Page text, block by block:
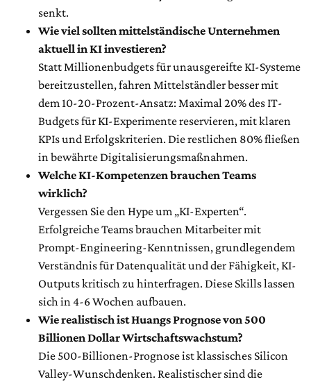
senkt.
Wie viel sollten mittelständische Unternehmen
aktuell in KI investieren?
Statt Millionenbudgets für unausgereifte KI-Systeme
bereitzustellen, fahren Mittelständler besser mit
dem 10-20-Prozent-Ansatz: Maximal 20% des IT-
Budgets für KI-Experimente reservieren, mit klaren
KPIs und Erfolgskriterien. Die restlichen 80% fließen
in bewährte Digitalisierungsmaßnahmen.
Welche KI-Kompetenzen brauchen Teams
wirklich?
Vergessen Sie den Hype um „KI-Experten“.
Erfolgreiche Teams brauchen Mitarbeiter mit
Prompt-Engineering-Kenntnissen, grundlegendem
Verständnis für Datenqualität und der Fähigkeit, KI-
Outputs kritisch zu hinterfragen. Diese Skills lassen
sich in 4-6 Wochen aufbauen.
Wie realistisch ist Huangs Prognose von 500
Billionen Dollar Wirtschaftswachstum?
Die 500-Billionen-Prognose ist klassisches Silicon
Valley-Wunschdenken. Realistischer sind die